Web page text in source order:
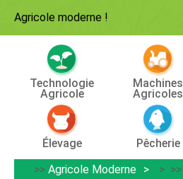
Agricole moderne !
Technologie
Agricole
Machines
Agricoles
Élevage Pêcherie
>> Agricole Moderne > >>